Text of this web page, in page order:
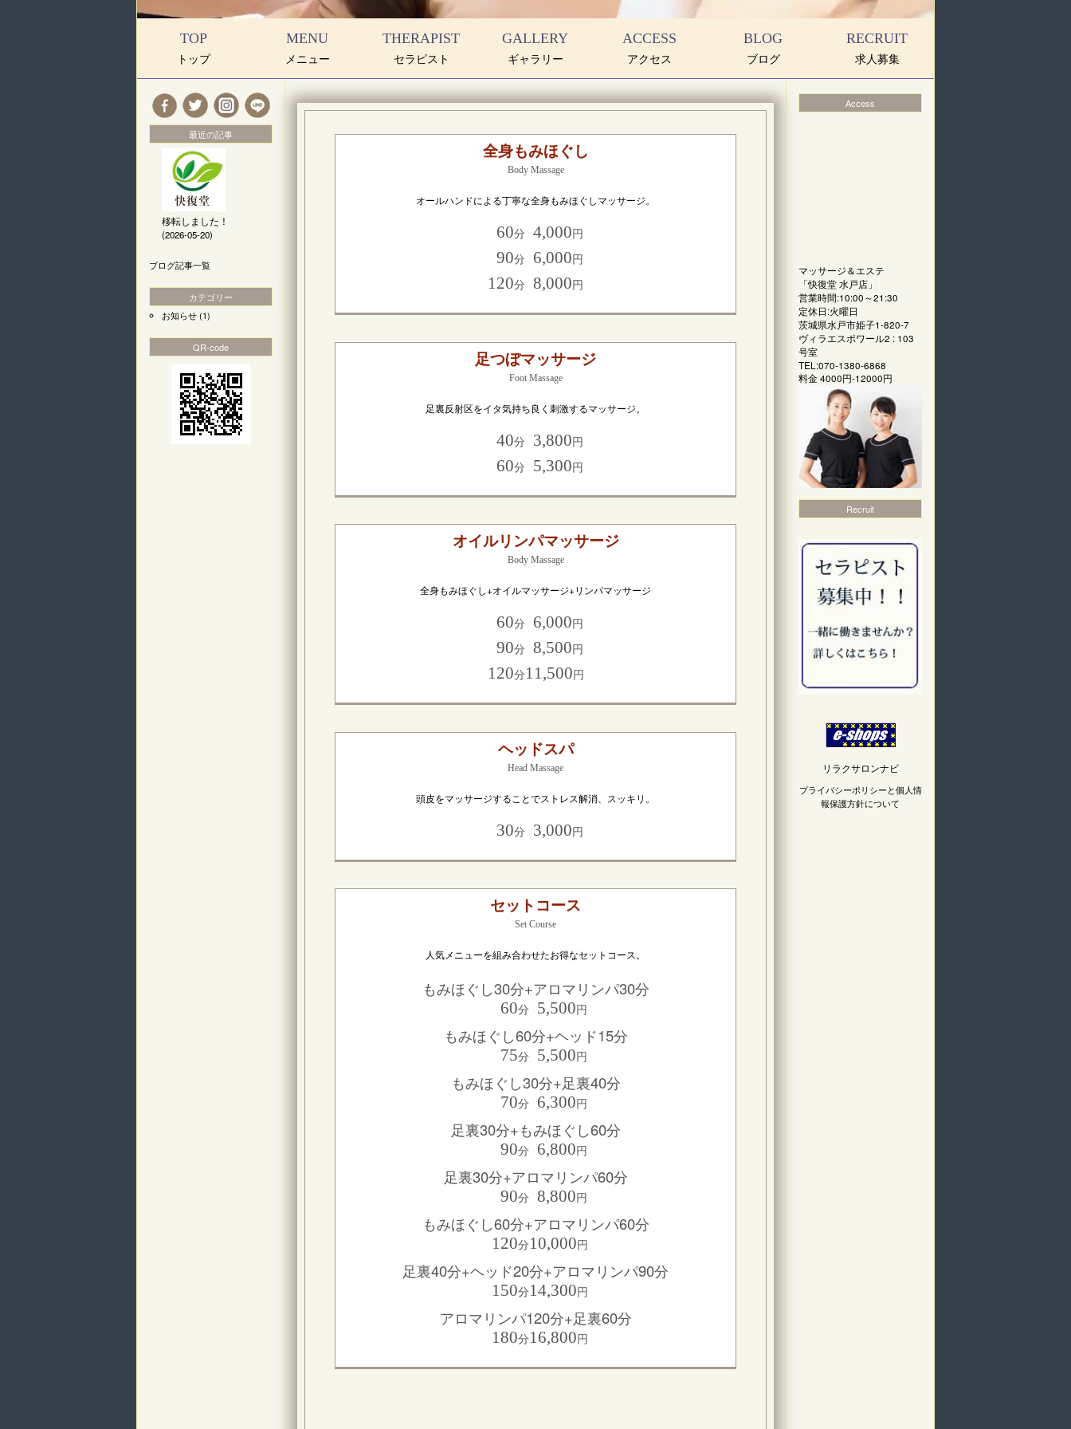
TOP
トップ
MENU
メニュー
THERAPIST
セラピスト
GALLERY
ギャラリー
ACCESS
アクセス
BLOG
ブログ
RECRUIT
求人募集
全身もみほぐし
Body Massage
オールハンドによる丁寧な全身もみほぐしマッサージ。
60分 4,000円
90分 6,000円
120分 8,000円
足つぼマッサージ
Foot Massage
足裏反射区をイタ気持ち良く刺激するマッサージ。
40分 3,800円
60分 5,300円
オイルリンパマッサージ
Body Massage
全身もみほぐし+オイルマッサージ+リンパマッサージ
60分 6,000円
90分 8,500円
120分11,500円
ヘッドスパ
Head Massage
頭皮をマッサージすることでストレス解消、スッキリ。
30分 3,000円
セットコース
Set Course
人気メニューを組み合わせたお得なセットコース。
もみほぐし30分+アロマリンパ30分
60分 5,500円
もみほぐし60分+ヘッド15分
75分 5,500円
もみほぐし30分+足裏40分
70分 6,300円
足裏30分+もみほぐし60分
90分 6,800円
足裏30分+アロマリンパ60分
90分 8,800円
もみほぐし60分+アロマリンパ60分
120分10,000円
足裏40分+ヘッド20分+アロマリンパ90分
150分14,300円
アロマリンパ120分+足裏60分
180分16,800円
最近の記事
移転しました！
(2026-05-20)
ブログ記事一覧
カテゴリー
お知らせ(1)
QR-code
Access
マッサージ＆エステ
「快復堂 水戸店 」
営業時間:10:00～21:30
定休日:火曜日
茨城県水戸市姫子1-820-7
ヴィラエスポワール2 : 103
号室
TEL:070-1380-6868
料金4000円-12000円
Recruit
リラクサロンナビ
プライバシーポリシーと個人情
報保護方針について